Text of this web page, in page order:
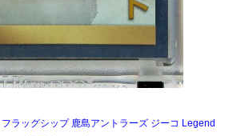
ラッグシップ 鹿島アントラーズ ジーコ Legend